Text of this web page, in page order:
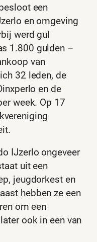
een
en omgeving
werd gul
1.800 gulden –
van
32 leden, de
en de
week. Op 17
IJzerlo ongeveer
uit een
jeugdorkest en
hebben ze een
om een
ook in een van